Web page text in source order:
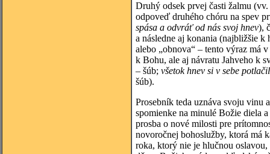
Druhý odsek prvej časti žalmu
odpoveď druhého chóru na spev
spása a odvráť od nás svoj hnev),
a následne aj konania (najbližšie
alebo „obnova“ – tento výraz má
k Bohu, ale aj návratu Jahveho k
– šúb; všetok hnev si v sebe
šúb).
Prosebník teda uznáva svoju vinu
spomienke na minulé Božie diela
prosba o nové milosti pre
novoročnej bohoslužby, ktorá má
roka, ktorý nie je hlučnou